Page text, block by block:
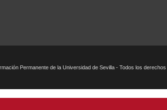
Permanente de la Universidad de Sevilla - Todos los